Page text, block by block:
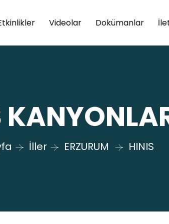
Videolar Dokümanlar
İller ERZURUM HINIS